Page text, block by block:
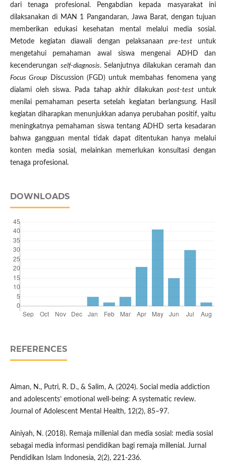
dari tenaga profesional. Pengabdian kepada masyarakat ini
dilaksanakan di MAN 1 Pangandaran, Jawa Barat, dengan tujuan
memberikan edukasi kesehatan mental melalui media sosial.
Metode kegiatan diawali dengan pelaksanaanpre-test untuk
mengetahui pemahaman awal siswa mengenai ADHD dan
kecenderungan self-diagnosis. Selanjutnya dilakukan ceramah dan
Focus Group Discussion (FGD) untuk membahas fenomena yang
dialami oleh siswa. Pada tahap akhir dilakukanpost-test untuk
menilai pemahaman peserta setelah kegiatan berlangsung. Hasil
kegiatan diharapkan menunjukkan adanya perubahan positif, yaitu
meningkatnya pemahaman siswa tentang ADHD serta kesadaran
bahwa gangguan mental tidak dapat ditentukan hanya melalui
konten media sosial, melainkan memerlukan konsultasi dengan
tenaga profesional.
DOWNLOADS
REFERENCES
Aiman, N., Putri, R. D., & Salim, A. (2024). Social media addiction
and adolescents’ emotional well-being: A systematic review.
Journal of Adolescent Mental Health, 12(2), 85–97.
Ainiyah, N. (2018). Remaja millenial dan media sosial: media sosial
sebagai media informasi pendidikan bagi remaja millenial. Jurnal
Pendidikan Islam Indonesia, 2(2), 221-236.